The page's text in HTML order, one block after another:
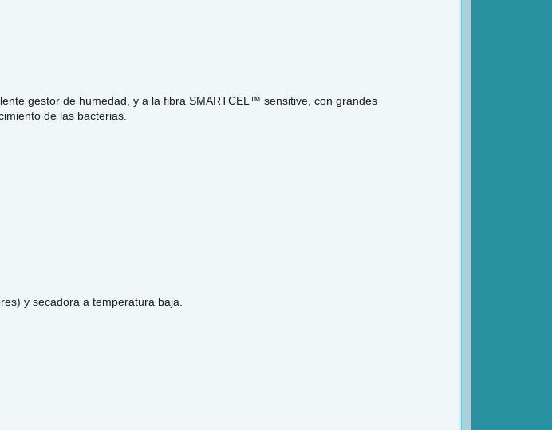
gestor de humedad, y a la fibra SMARTCEL™ sensitive, con grandes
de las bacterias.
y secadora a temperatura baja.